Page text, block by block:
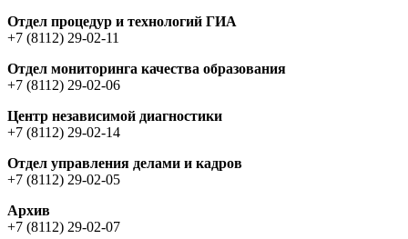
Отдел процедур и технологий ГИА
+7 (8112) 29-02-11
Отдел мониторинга качества образования
+7 (8112) 29-02-06
Центр независимой диагностики
+7 (8112) 29-02-14
Отдел управления делами и кадров
+7 (8112) 29-02-05
Архив
+7 (8112) 29-02-07